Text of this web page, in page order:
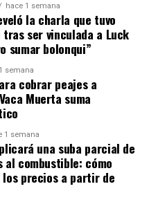
por hombres con traje
hace 1 semana
la charla que tuvo
tras ser vinculada a Luck
sumar bolonqui”
semana
cobrar peajes a
Muerta suma
1 semana
una suba parcial de
al combustible: cómo
precios a partir de